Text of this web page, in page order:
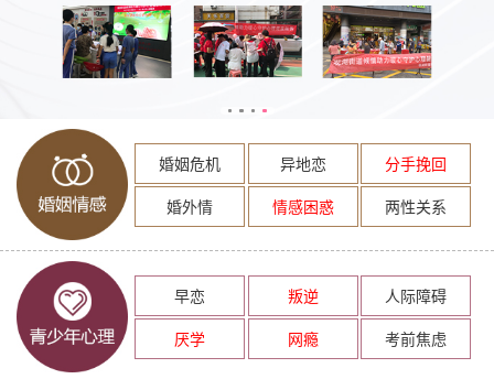
婚姻危机 异地恋
分手挽回
婚外情
情感困惑 两性关系
早恋 叛逆
人际障碍
厌学
网瘾 考前焦虑